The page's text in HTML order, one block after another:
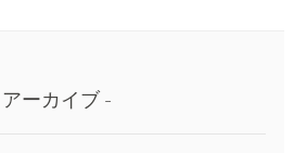
アーカイブ